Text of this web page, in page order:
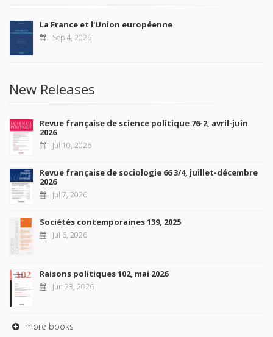
La France et l'Union européenne
Sep 4, 2026
New Releases
Revue française de science politique 76-2, avril-juin
2026
Jul 10, 2026
Revue française de sociologie 66 3/4, juillet-décembre
2026
Jul 7, 2026
Sociétés contemporaines 139, 2025
Jul 6, 2026
Raisons politiques 102, mai 2026
Jun 23, 2026
more books